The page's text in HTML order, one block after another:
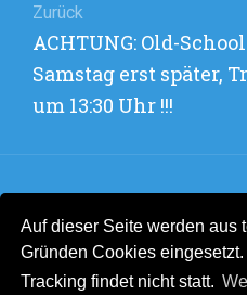
Auf dieser Seite werden aus
Gründen Cookies
Tracking findet nicht statt.
Zurück
Vorheriger
Beitrag:
ACHTUNG: Old-
Samstag erst später,
um 13:30 Uhr !!!
Nächster
Beitrag:
den Kids und